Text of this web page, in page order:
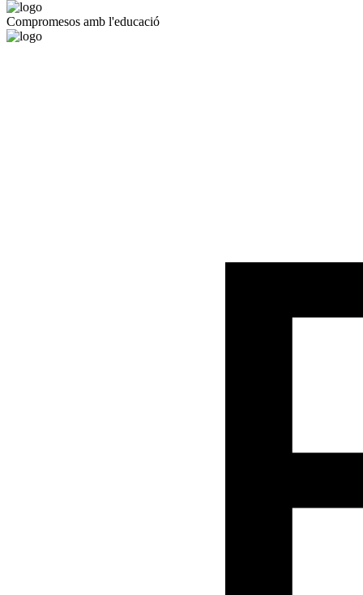
Compromesos amb l'educació